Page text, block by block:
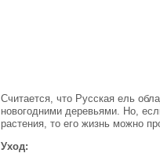
Считается, что Русская ель
новогодними деревьями. Но,
растения, то его жизнь можно
Уход: